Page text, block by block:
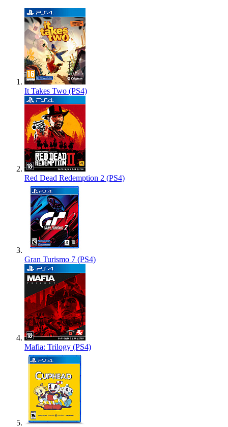
It Takes Two (PS4)
Red Dead Redemption 2 (PS4)
Gran Turismo 7 (PS4)
Mafia: Trilogy (PS4)